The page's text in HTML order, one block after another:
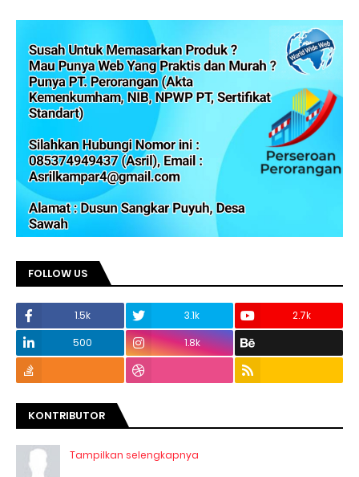
FOLLOW US
1.5k 3.1k
2.7k
500
1.8k
KONTRIBUTOR
Tampilkan selengkapnya